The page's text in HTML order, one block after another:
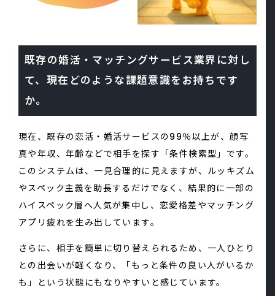
既存の婚活・マッチングサービス業界に対し
て、現在どのような課題意識をお持ちです
か。
現在、既存の恋活・婚活サービスの99％以上が、顔写
真や年収、年齢などで相手を探す「条件検索型」です。
このシステムは、一見合理的に見えますが、ルッキズム
やスペック主義を助長するだけでなく、結果的に一部の
ハイスペック層へ人気が集中し、恋愛格差やマッチング
アプリ疲れを生み出しています。
さらに、相手を簡単に切り替えられるため、一人ひとり
との出会いが軽くなり、「もっと条件の良い人がいるか
も」という状態にもなりやすいと感じています。